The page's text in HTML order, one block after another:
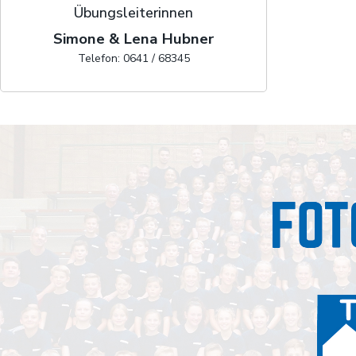
Übungsleiterinnen
Simone & Lena Hubner
Telefon: 0641 / 68345